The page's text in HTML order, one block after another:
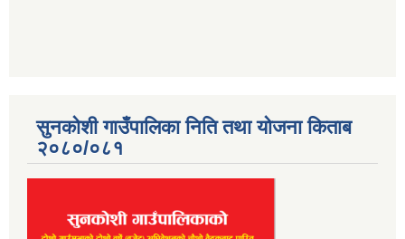
सुनकोशी गाउँपालिका निति तथा योजना किताब
२०८०/०८१